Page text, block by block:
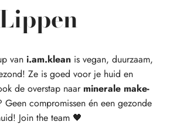
Lippen
van i.am.klean is vegan, duurzaam,
Ze is goed voor je huid en
de overstap naar minerale make-
Geen compromissen én een gezonde
Join the team 🖤